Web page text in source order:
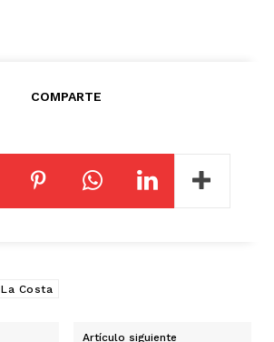
COMPARTE
La Costa
Artículo siguiente